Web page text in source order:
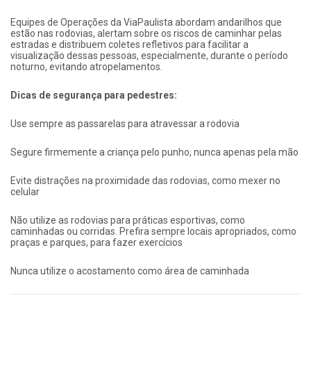
Equipes de Operações da ViaPaulista abordam andarilhos que
estão nas rodovias, alertam sobre os riscos de caminhar pelas
estradas e distribuem coletes refletivos para facilitar a
visualização dessas pessoas, especialmente, durante o período
noturno, evitando atropelamentos.
Dicas de segurança para pedestres:
Use sempre as passarelas para atravessar a rodovia
Segure firmemente a criança pelo punho, nunca apenas pela mão
Evite distrações na proximidade das rodovias, como mexer no
celular
Não utilize as rodovias para práticas esportivas, como
caminhadas ou corridas. Prefira sempre locais apropriados, como
praças e parques, para fazer exercícios
Nunca utilize o acostamento como área de caminhada